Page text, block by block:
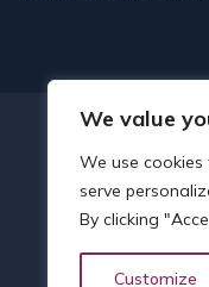
We value
We use cookies
serve
By clicking
Customize